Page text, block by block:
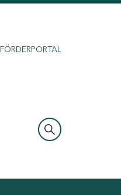
FÖRDERPORTAL